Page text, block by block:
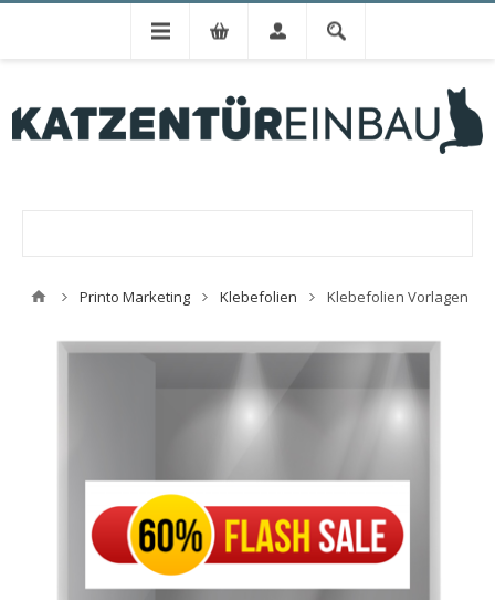
Printo Marketing Klebefolien Klebefolien Vorlagen